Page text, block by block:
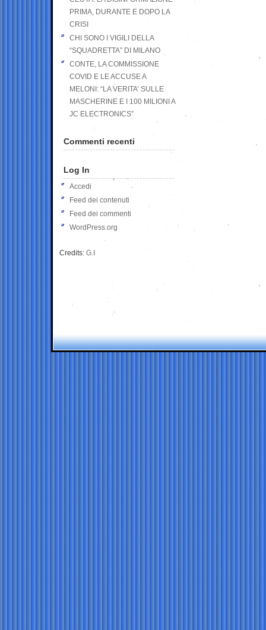
PRIMA, DURANTE E DOPO LA
CRISI
CHI SONO I VIGILI DELLA
“SQUADRETTA” DI MILANO
CONTE, LA COMMISSIONE
COVID E LE ACCUSE A
MELONI: “LA VERITA’ SULLE
MASCHERINE E I 100 MILIONI A
JC ELECTRONICS”
Commenti recenti
Log In
Accedi
Feed dei contenuti
Feed dei commenti
WordPress.org
Credits: G.I